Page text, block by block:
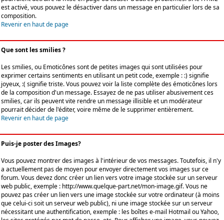
est activé, vous pouvez le désactiver dans un message en particulier lors de sa
composition.
Revenir en haut de page
Que sont les smilies ?
Les smilies, ou Emoticônes sont de petites images qui sont utilisées pour
exprimer certains sentiments en utilisant un petit code, exemple : :) signifie
joyeux, :( signifie triste. Vous pouvez voir la liste complète des émoticônes lors
de la composition d'un message. Essayez de ne pas utiliser abusivement ces
smilies, car ils peuvent vite rendre un message illisible et un modérateur
pourrait décider de l'éditer, voire même de le supprimer entièrement.
Revenir en haut de page
Puis-je poster des Images?
Vous pouvez montrer des images à l'intérieur de vos messages. Toutefois, il n'y
a actuellement pas de moyen pour envoyer directement vos images sur ce
forum. Vous devez donc créer un lien vers votre image stockée sur un serveur
web public, exemple : http://www.quelque-part.net/mon-image.gif. Vous ne
pouvez pas créer un lien vers une image stockée sur votre ordinateur (à moins
que celui-ci soit un serveur web public), ni une image stockée sur un serveur
nécessitant une authentification, exemple : les boîtes e-mail Hotmail ou Yahoo,